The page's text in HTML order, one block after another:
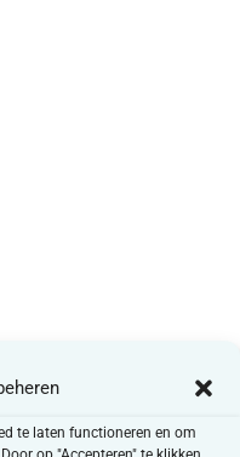
te laten functioneren en om